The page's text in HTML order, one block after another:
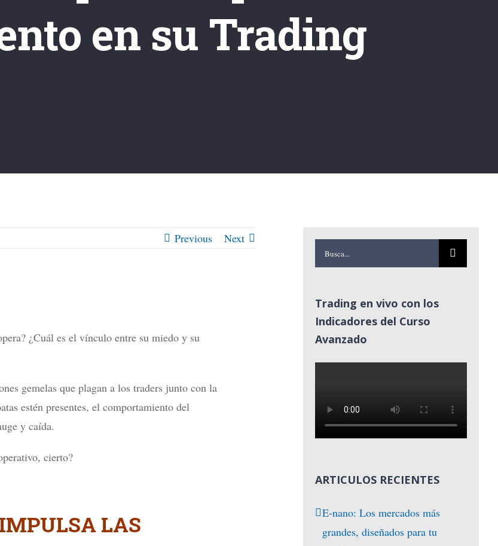
en su Trading
Previous Next
¿Cuál es el vínculo entre su miedo y su
gemelas que plagan a los traders junto con la
estén presentes, el comportamiento del
y caída.
cierto?
LAS
Buscar:
Trading en vivo con los
Indicadores del Curso
Avanzado
ARTICULOS RECIENTES
E-nano: Los mercados más
grandes, diseñados para tu